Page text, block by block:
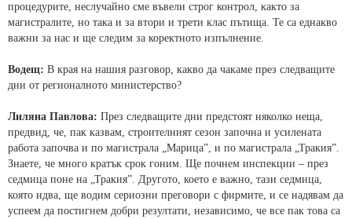
процедурите, неслучайно сме въвели строг контрол, както за
магистралите, но така и за втори и трети клас пътища. Те са еднакво
важни за нас и ще следим за коректното изпълнение.
Водещ: В края на нашия разговор, какво да чакаме през следващите
дни от регионалното министерство?
Лиляна Павлова: През следващите дни предстоят няколко неща,
предвид, че, пак казвам, строителният сезон започна и усилената
работа започва и по магистрала „Марица”, и по магистрала „Тракия”.
Знаете, че много кратък срок гоним. Ще почнем инспекции – през
седмица поне на „Тракия”. Другото, което е важно, тази седмица,
която идва, ще водим сериозни преговори с фирмите, и се надявам да
успеем да постигнем добри резултати, независимо, че все пак това са